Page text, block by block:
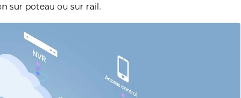
sur poteau ou sur rail.